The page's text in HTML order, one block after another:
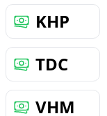
KHP
TDC
VHM